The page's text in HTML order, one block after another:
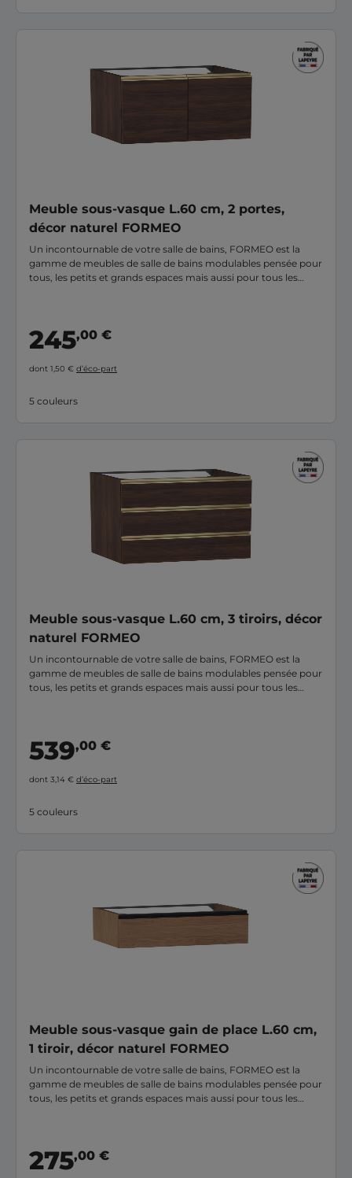
Meuble sous-vasque L.60 cm, 2 portes,
décor naturel FORMEO
Un incontournable de votre salle de bains, FORMEO est la
gamme de meubles de salle de bains modulables pensée pour
tous, les petits et grands espaces mais aussi pour tous les
ses 20 finitions disponibles et ses + de 6000 combinaisons
possibles, vous pourrez personnaliser votre meuble selon vos
FORMEO est fabriqué en France, dans notre usine du Cantal.
245,00 €
dont 1,50 € d’éco-part
5 couleurs
Meuble sous-vasque L.60 cm, 3 tiroirs, décor
naturel FORMEO
Un incontournable de votre salle de bains, FORMEO est la
gamme de meubles de salle de bains modulables pensée pour
tous, les petits et grands espaces mais aussi pour tous les
ses 20 finitions disponibles et ses + de 6000 combinaisons
possibles, vous pourrez personnaliser votre meuble selon vos
FORMEO est fabriqué en France, dans notre usine du Cantal.
539,00 €
dont 3,14 € d’éco-part
5 couleurs
Meuble sous-vasque gain de place L.60 cm,
1 tiroir, décor naturel FORMEO
Un incontournable de votre salle de bains, FORMEO est la
gamme de meubles de salle de bains modulables pensée pour
tous, les petits et grands espaces mais aussi pour tous les
ses 20 finitions disponibles et ses + de 6000 combinaisons
possibles, vous pourrez personnaliser votre meuble selon vos
275,00 €